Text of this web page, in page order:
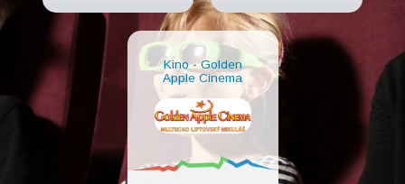
Kino - Golden
Apple Cinema